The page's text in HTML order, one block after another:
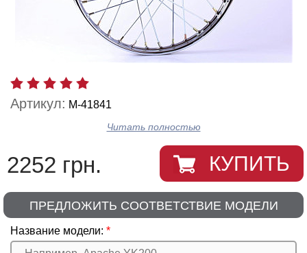
Артикул: M-41841
Читать полностью
2252 грн. КУПИТЬ
ПРЕДЛОЖИТЬ СООТВЕТСТВИЕ МОДЕЛИ
Название модели: